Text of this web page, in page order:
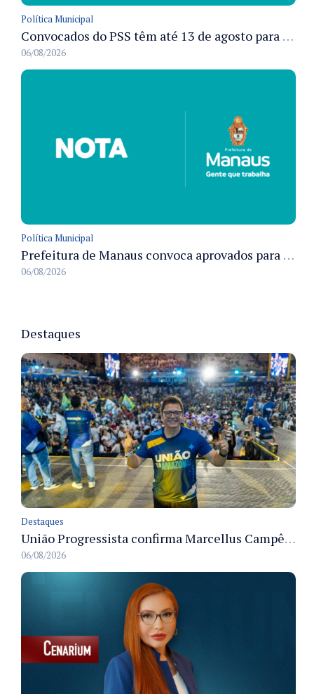
Política Municipal
Convocados do PSS têm até 13 de agosto para cumprir pré-admissionais para vacinação antirrábica animal em Manaus
06/08/2026
Política Municipal
Prefeitura de Manaus convoca aprovados para Campanha de Vacinação Antirrábica Animal e fixa prazo para pré-admissão
06/08/2026
Destaques
Destaques
União Progressista confirma Marcellus Campêlo como candidato a deputado estadual
06/08/2026